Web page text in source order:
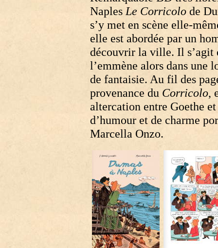
Naples Le Corricolo de
s’y met en scène elle-
elle est abordée par un
découvrir la ville. Il s’agit
l’emmène alors dans une
de fantaisie. Au fil des
provenance du Corricolo,
altercation entre Goethe
d’humour et de charme
Marcella Onzo.